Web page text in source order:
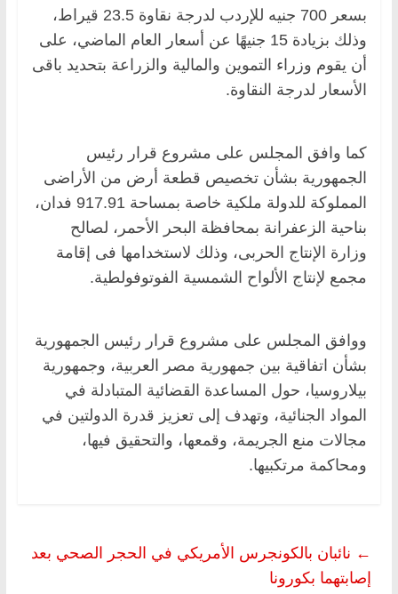
بسعر 700 جنيه للإردب لدرجة نقاوة 23.5 قيراط،
وذلك بزيادة 15 جنيهًا عن أسعار العام الماضي، على
أن يقوم وزراء التموين والمالية والزراعة بتحديد باقى
الأسعار لدرجة النقاوة.
كما وافق المجلس على مشروع قرار رئيس
الجمهورية بشأن تخصيص قطعة أرض من الأراضى
المملوكة للدولة ملكية خاصة بمساحة 917.91 فدان،
بناحية الزعفرانة بمحافظة البحر الأحمر، لصالح
وزارة الإنتاج الحربى، وذلك لاستخدامها فى إقامة
مجمع لإنتاج الألواح الشمسية الفوتوفولطية.
ووافق المجلس على مشروع قرار رئيس الجمهورية
بشأن اتفاقية بين جمهورية مصر العربية، وجمهورية
بيلاروسيا، حول المساعدة القضائية المتبادلة في
المواد الجنائية، وتهدف إلى تعزيز قدرة الدولتين في
مجالات منع الجريمة، وقمعها، والتحقيق فيها،
ومحاكمة مرتكبيها.
← نائبان بالكونجرس الأمريكي في الحجر الصحي بعد
إصابتهما بكورونا